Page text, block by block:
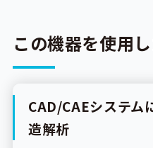
この機器を使用
分析事例
CAD/CAEシステム
造解析